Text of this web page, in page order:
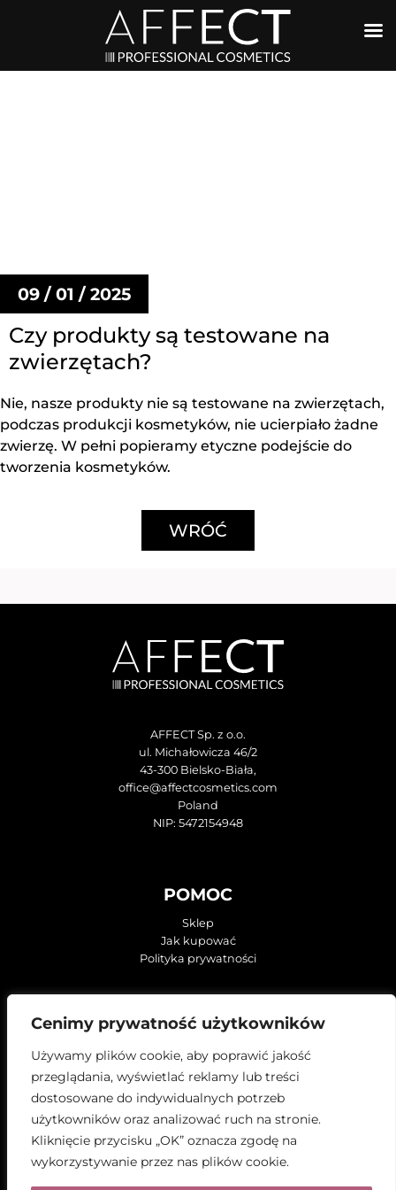
Cenimy prywatność użytkowników
Używamy plików cookie, aby poprawić jakość
przeglądania, wyświetlać reklamy lub treści
dostosowane do indywidualnych potrzeb
użytkowników oraz analizować ruch na stronie.
Kliknięcie przycisku „OK” oznacza zgodę na
wykorzystywanie przez nas plików cookie.
09 / 01 / 2025
Czy produkty są testowane na
zwierzętach?
Nie, nasze produkty nie są testowane na zwierzętach,
podczas produkcji kosmetyków, nie ucierpiało żadne
zwierzę. W pełni popieramy etyczne podejście do
tworzenia kosmetyków.
WRÓĆ
AFFECT Sp. z o.o.
ul. Michałowicza 46/2
43-300 Bielsko-Biała,
office@affectcosmetics.com
Poland
NIP: 5472154948
POMOC
Sklep
Jak kupować
Polityka prywatności
O firmie
ZNAJDŹ NAS NA:
PROJEKT I WYKONANIE: